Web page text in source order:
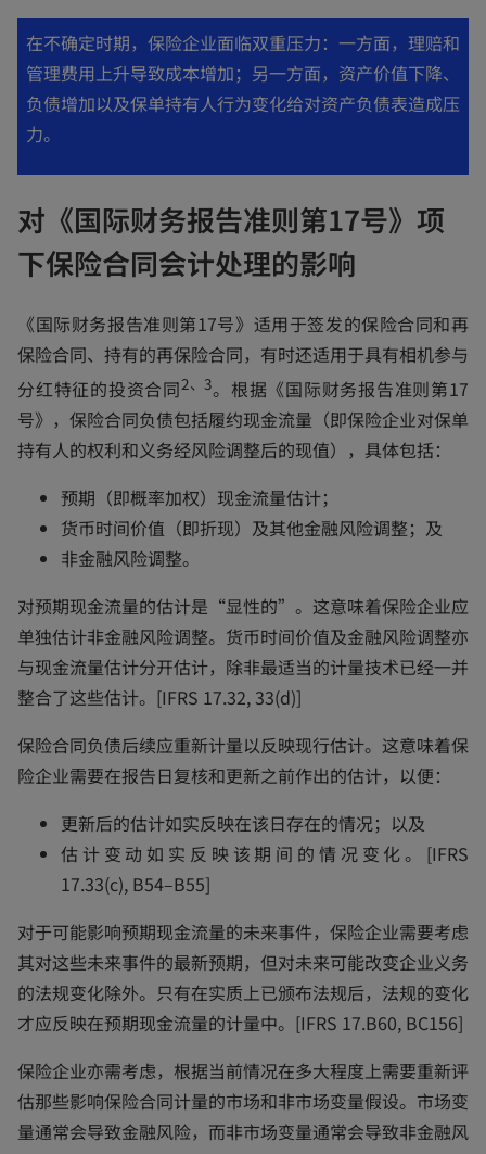
在不确定时期，保险企业面临双重压力：一方面，理赔和
管理费用上升导致成本增加；另一方面，资产价值下降、
负债增加以及保单持有人行为变化给对资产负债表造成压
力。
对《国际财务报告准则第17号》项
下保险合同会计处理的影响
《国际财务报告准则第17号》适用于签发的保险合同和再
保险合同、持有的再保险合同，有时还适用于具有相机参与
分红特征的投资合同2、3。根据《国际财务报告准则第17
号》，保险合同负债包括履约现金流量（即保险企业对保单
持有人的权利和义务经风险调整后的现值），具体包括：
预期（即概率加权）现金流量估计；
货币时间价值（即折现）及其他金融风险调整；及
非金融风险调整。
对预期现金流量的估计是“显性的”。这意味着保险企业应
单独估计非金融风险调整。货币时间价值及金融风险调整亦
与现金流量估计分开估计，除非最适当的计量技术已经一并
整合了这些估计。[IFRS 17.32, 33(d)]
保险合同负债后续应重新计量以反映现行估计。这意味着保
险企业需要在报告日复核和更新之前作出的估计，以便：
更新后的估计如实反映在该日存在的情况；以及
估计变动如实反映该期间的情况变化。[IFRS
17.33(c), B54–B55]
对于可能影响预期现金流量的未来事件，保险企业需要考虑
其对这些未来事件的最新预期，但对未来可能改变企业义务
的法规变化除外。只有在实质上已颁布法规后，法规的变化
才应反映在预期现金流量的计量中。[IFRS 17.B60, BC156]
保险企业亦需考虑，根据当前情况在多大程度上需要重新评
估那些影响保险合同计量的市场和非市场变量假设。市场变
量通常会导致金融风险，而非市场变量通常会导致非金融风